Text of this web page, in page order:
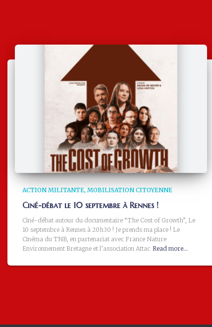
ACTION MILITANTE MOBILISATION CITOYENNE
Ciné-débat le 10 septembre à Rennes !
Ciné-débat autour du documentaire “The Cost of Growth”, Le
10 septembre à Rennes à 20h30 ! Je prends ma place ! Le
Cinéma du TNB, en partenariat avec France Nature
Environnement Bretagne et l’association Attac Read more…